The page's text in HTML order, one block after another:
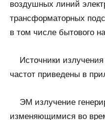
воздушных линий
трансформаторных
в том числе бытового
Источники
частот приведены в
ЭМ излучение
изменяющимися во